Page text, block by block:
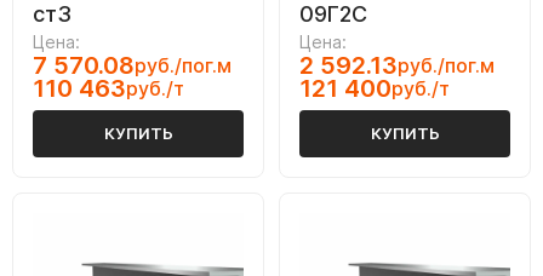
ст3
Цена:
7 570.08руб./пог.м
110 463руб./т
КУПИТЬ
09Г2С
Цена:
2 592.13руб./пог.м
121 400руб./т
КУПИТЬ